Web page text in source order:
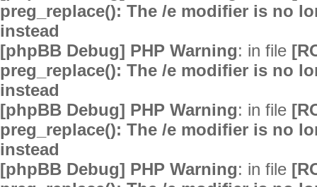
preg_replace(): The /e modifier is no
instead
[phpBB Debug] PHP Warning: in file
preg_replace(): The /e modifier is no
instead
[phpBB Debug] PHP Warning: in file
preg_replace(): The /e modifier is no
instead
[phpBB Debug] PHP Warning: in file